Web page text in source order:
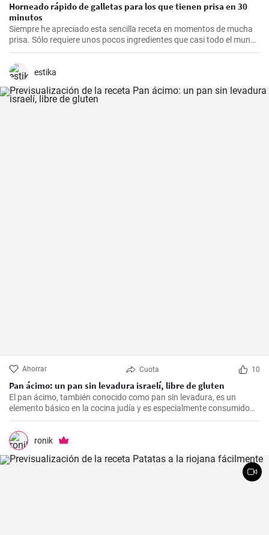
Horneado rápido de galletas para los que tienen prisa en 30
minutos
Siempre he apreciado esta sencilla receta en momentos de mucha
prisa. Sólo requiere unos pocos ingredientes que casi todo el mundo
tiene en casa, y en apenas 30 minutos puedes estar disfrutando de
unas deliciosas galletas caseras. Con su textura crujiente y su
sabor dulce, siempre eran un éxito para las visitas improvisadas y
estika
Ahorrar Cuota 10
Pan ácimo: un pan sin levadura israelí, libre de gluten
El pan ácimo, también conocido como pan sin levadura, es un
elemento básico en la cocina judía y es especialmente consumido
durante Pesaj. En esta receta, te mostraré cómo hacer tu propio
pan ácimo casero de manera sencilla y deliciosa.
ronik